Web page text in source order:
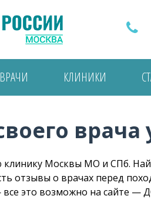
ВРАЧИ КЛИНИКИ
врача
клинику Москвы МО и СПб.
отзывы о врачах перед
все это возможно на сайте